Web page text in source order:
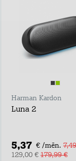
Harman Kardon
Luna 2
5,37 € /mēn. 7,49
129,00 € 179,99 €